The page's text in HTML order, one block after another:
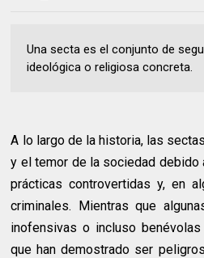
Una secta es el conjunto de
ideológica o religiosa concreta.
A lo largo de la historia, las
y el temor de la sociedad debido
prácticas controvertidas y, en
criminales. Mientras que
inofensivas o incluso
que han demostrado ser